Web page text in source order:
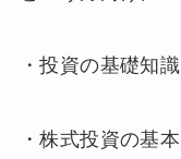
・投資の基礎知識
・株式投資の基本